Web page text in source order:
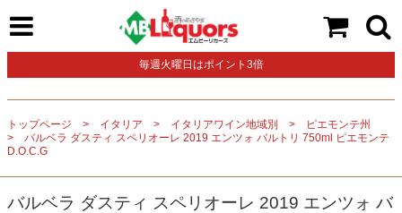
毎週火曜日はポイント3倍
トップページ イタリア イタリアワイン地域別
ピエモンテ州
バルベラ ダスティ スペリオーレ 2019 エンツォ バルトリ 750ml ピエモンテ
D.O.C.G
バルベラ ダスティ スペリオーレ 2019 エンツォ バ